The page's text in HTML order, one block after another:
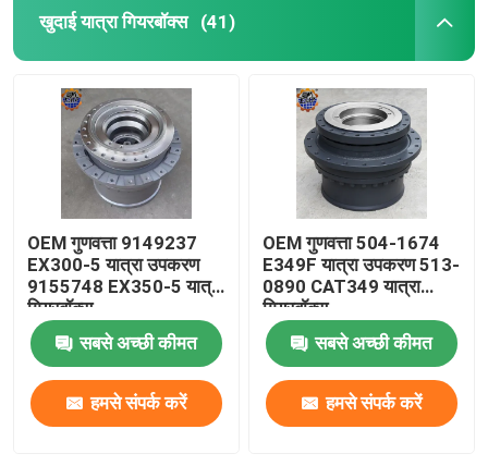
खुदाई यात्रा गियरबॉक्स (41)
OEM गुणवत्ता 9149237
EX300-5 यात्रा उपकरण
9155748 EX350-5 यात्रा
गियरबॉक्स
सबसे अच्छी कीमत
हमसे संपर्क करें
OEM गुणवत्ता 504-1674
E349F यात्रा उपकरण 513-
0890 CAT349 यात्रा
गियरबॉक्स
सबसे अच्छी कीमत
हमसे संपर्क करें